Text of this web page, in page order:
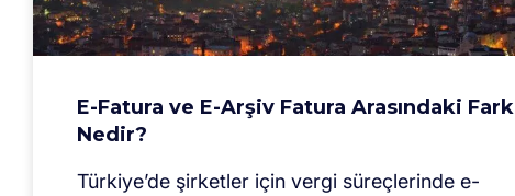
E-Fatura ve E-Arşiv Fatura Arasındaki Fark
Nedir?
Türkiye’de şirketler için vergi süreçlerinde e-